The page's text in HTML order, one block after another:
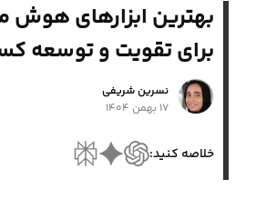
بهترین ابزارهای
برای تقویت و توسعه
نسرین شریفی
۱۷ بهمن ۱۴۰۴
خلاصه کنید: